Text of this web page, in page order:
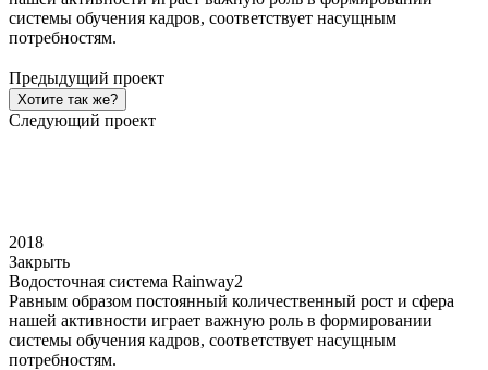
системы обучения кадров, соответствует насущным
потребностям.
Предыдущий проект
Хотите так же?
Следующий проект
2018
Закрыть
Водосточная система Rainway2
Равным образом постоянный количественный рост и сфера
нашей активности играет важную роль в формировании
системы обучения кадров, соответствует насущным
потребностям.